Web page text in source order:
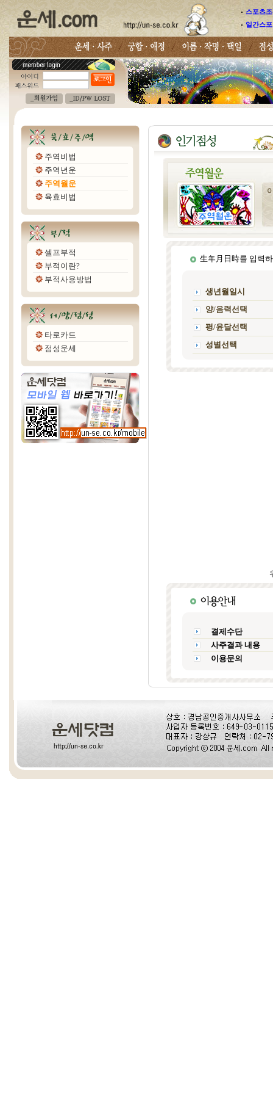
스포츠
일간스
주역비법
주역년운
주역월운
육효비법
셀프부적
부적이란?
부적사용방법
타로카드
점성운세
生年月日時를 입력
생년월일시
양/음력선택
평/윤달선택
성별선택
결제수단
사주결과 내용
이용문의